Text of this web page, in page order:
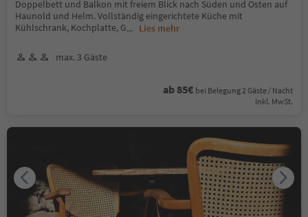
Doppelbett und Balkon mit freiem Blick nach Süden und Osten auf
Haunold und Helm. Vollständig eingerichtete Küche mit
Kühlschrank, Kochplatte, G... Lies mehr
max. 3 Gäste
ab 85€ bei Belegung 2 Gäste / Nacht
Inkl. MwSt.